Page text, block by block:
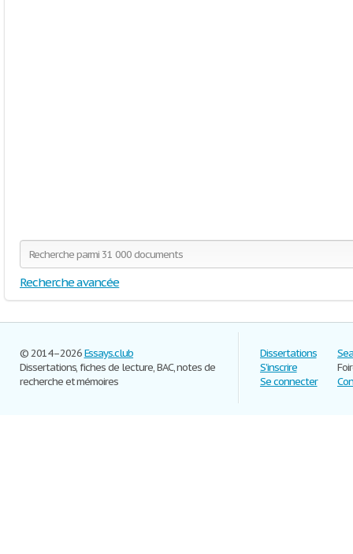
Recherche avancée
© 2014–2026Essays.club
Dissertations, fiches de lecture, BAC, notes de
recherche et mémoires
Dissertations
S'inscrire
Se connecter